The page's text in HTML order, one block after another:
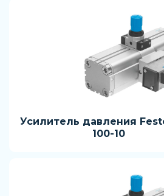
Усилитель давления
100-10